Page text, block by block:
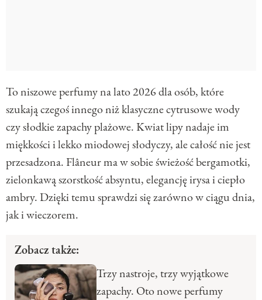
To niszowe perfumy na lato 2026 dla osób, które
szukają czegoś innego niż klasyczne cytrusowe wody
czy słodkie zapachy plażowe. Kwiat lipy nadaje im
miękkości i lekko miodowej słodyczy, ale całość nie jest
przesadzona. Flâneur ma w sobie świeżość bergamotki,
zielonkawą szorstkość absyntu, elegancję irysa i ciepło
ambry. Dzięki temu sprawdzi się zarówno w ciągu dnia,
jak i wieczorem.
Zobacz także:
Trzy nastroje, trzy wyjątkowe
zapachy. Oto nowe perfumy